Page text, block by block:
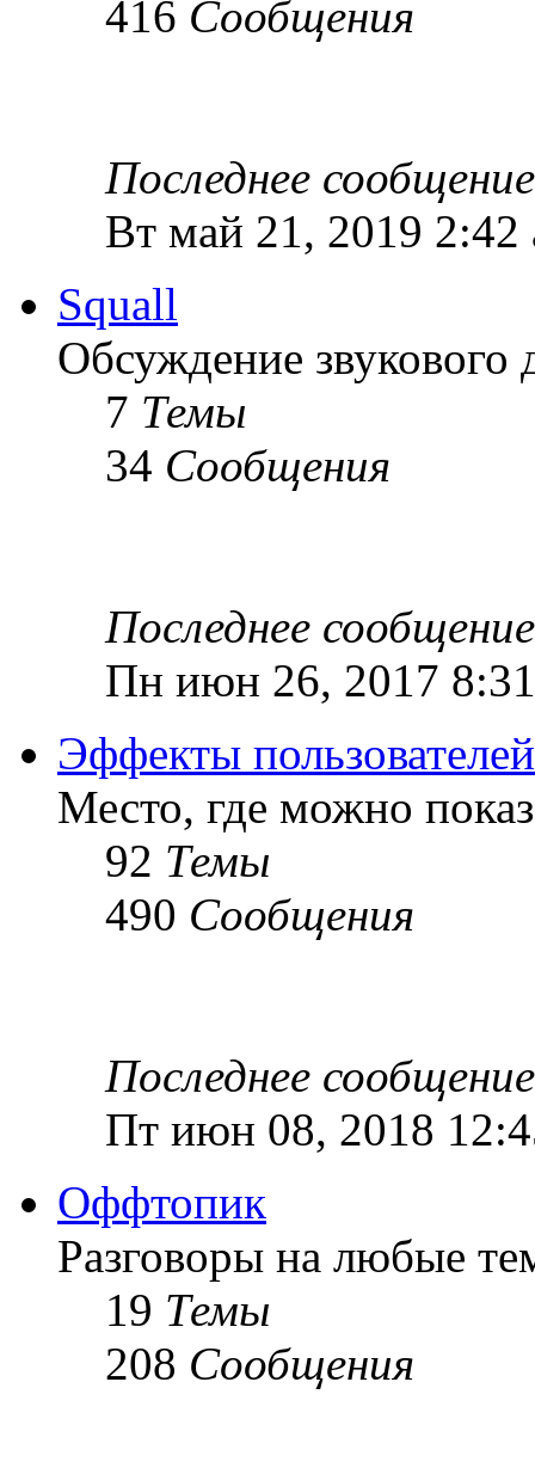
416 Сообщения
Последнее сообщение
Вт май 21, 2019 2:42
Squall
Обсуждение звукового
7 Темы
34 Сообщения
Последнее сообщение
Пн июн 26, 2017
Эффекты пользователей
Место, где можно
92 Темы
490 Сообщения
Последнее сообщение
Пт июн 08, 2018
Оффтопик
Разговоры на любые
19 Темы
208 Сообщения